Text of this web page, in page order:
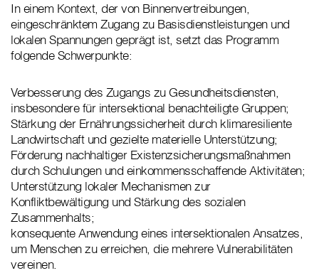
In einem Kontext, der von Binnenvertreibungen,
eingeschränktem Zugang zu Basisdienstleistungen und
lokalen Spannungen geprägt ist, setzt das Programm
folgende Schwerpunkte:
Verbesserung des Zugangs zu Gesundheitsdiensten,
insbesondere für intersektional benachteiligte Gruppen;
Stärkung der Ernährungssicherheit durch klimaresiliente
Landwirtschaft und gezielte materielle Unterstützung;
Förderung nachhaltiger Existenzsicherungsmaßnahmen
durch Schulungen und einkommensschaffende Aktivitäten;
Unterstützung lokaler Mechanismen zur
Konfliktbewältigung und Stärkung des sozialen
Zusammenhalts;
konsequente Anwendung eines intersektionalen Ansatzes,
um Menschen zu erreichen, die mehrere Vulnerabilitäten
vereinen.